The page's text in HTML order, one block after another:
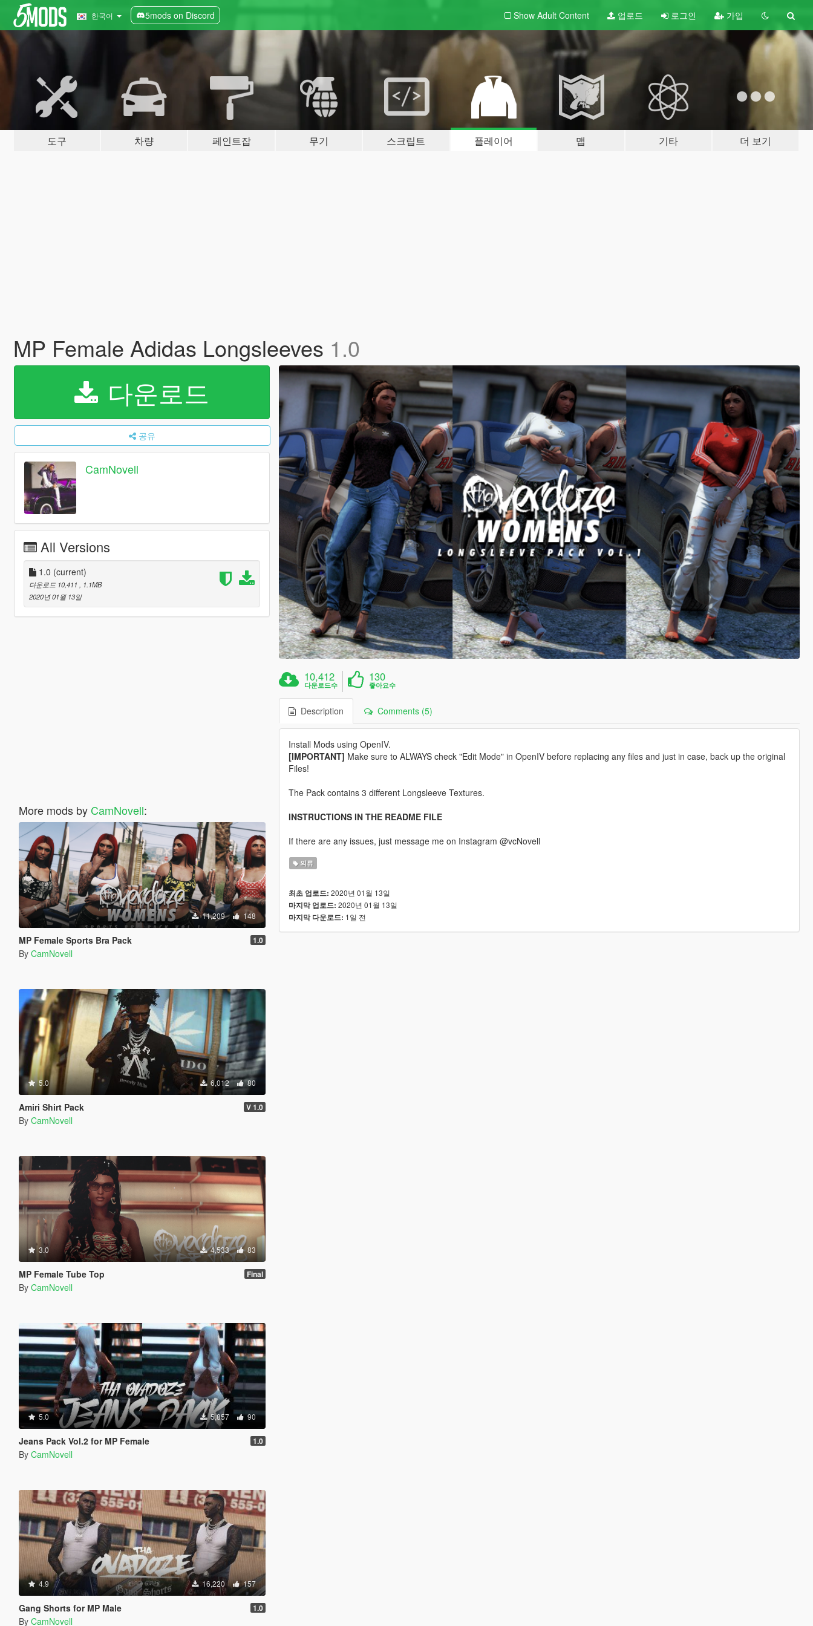
한국어 5mods on Discord Show Adult Content 업로드 로그인 가입
도구 차량 페인트잡 무기 스크립트 플레이어 맵 기타 더 보기
MP Female Adidas Longsleeves 1.0
다운로드
공유
CamNovell
All Versions
1.0 (current)
다운로드 10,411
, 1.1MB
2020년 01월 13일
More mods by CamNovell:
11,209 148
MP Female Sports Bra Pack 1.0
By CamNovell
5.0 6,012 80
Amiri Shirt Pack V 1.0
By CamNovell
3.0 4,533 83
MP Female Tube Top Final
By CamNovell
5.0 5,857 90
Jeans Pack Vol.2 for MP Female 1.0
By CamNovell
4.9 16,220 157
Gang Shorts for MP Male 1.0
By CamNovell
10,412
다운로드수
130
좋아요수
Description Comments (5)
Install Mods using OpenIV.
[IMPORTANT] Make sure to ALWAYS check "Edit Mode" in OpenIV before replacing any files and just in case, back up the original
Files!
The Pack contains 3 different Longsleeve Textures.
INSTRUCTIONS IN THE README FILE
If there are any issues, just message me on Instagram @vcNovell
의류
최초 업로드: 2020년 01월 13일
마지막 업로드: 2020년 01월 13일
마지막 다운로드: 1일 전